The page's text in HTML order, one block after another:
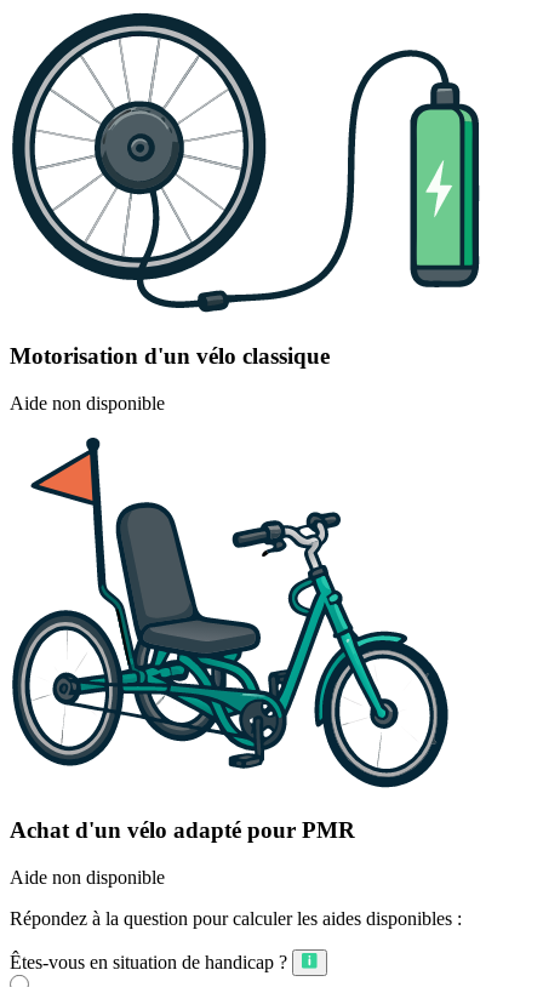
Motorisation d'un vélo classique
Aide non disponible
Achat d'un vélo adapté pour PMR
Aide non disponible
Répondez à la question pour calculer les aides disponibles :
Êtes-vous en situation de handicap ?